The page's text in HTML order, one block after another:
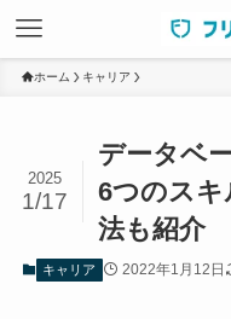
ホーム キャリア
データベ
6つのスキ
法も紹介
2025
1/17
キャリア 2022年1月12日